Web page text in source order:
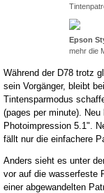
Epson
mehr die
Während der D78 trotz
sein Vorgänger, bleibt
Tintensparmodus
(pages per minute).
Photoimpression 5.1".
fällt nur die einfachere
Anders sieht es unter
vor auf die wasserfeste
einer abgewandelten